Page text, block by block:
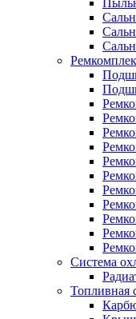
Система
Топливная